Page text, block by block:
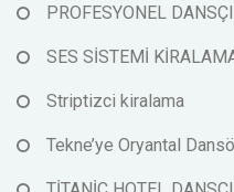
PROFESYONEL
SES SİSTEMİ
Striptizci kiralama
Tekne’ye Oryantal